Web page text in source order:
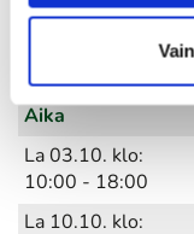
La 26.09. klo:
Aika
La 03.10. klo:
10:00 - 18:00
La 10.10. klo: